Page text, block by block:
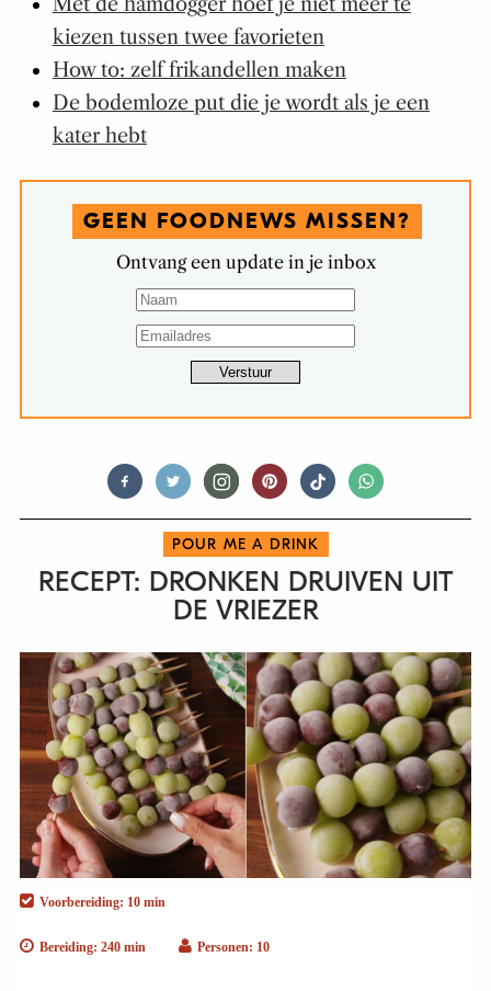
kiezen tussen twee favorieten
How to: zelf frikandellen maken
De bodemloze put die je wordt als je een
kater hebt
GEEN FOODNEWS MISSEN?
Ontvang een update in je inbox
POUR ME A DRINK
RECEPT: DRONKEN DRUIVEN UIT
DE VRIEZER
Voorbereiding: 10 min
Bereiding: 240 min Personen: 10